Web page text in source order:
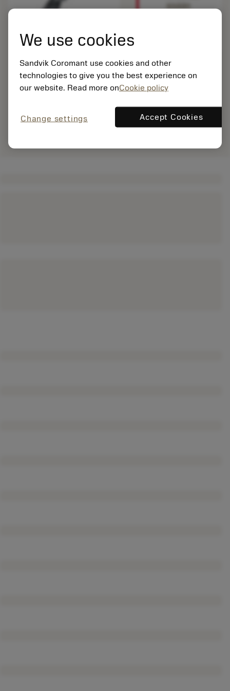
sisään
We use cookies
Sandvik Coromant use cookies and other
technologies to give you the best experience on
our website. Read more onCookie policy
Change settings Accept Cookies